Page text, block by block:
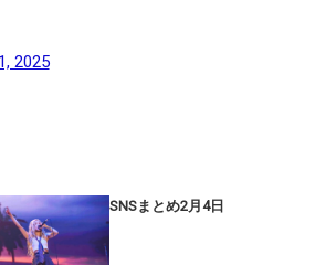
2025
SNSまとめ2月4日